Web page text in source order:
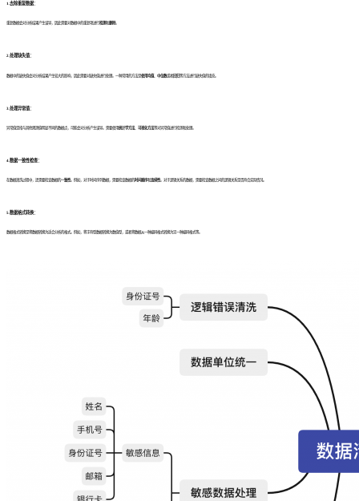
1.去除重复数据：
重复数据会对分析结果产生误导，因此需要对数据中的重复项进行 检测和 删除。
2.处理缺失值：
数据中的缺失值会对分析结果产生较大的影响，因此需要对缺失值进行处理。一种常用的方法是使用均值 中位数 或者 回归等方法进行缺失值的填充。
3.处理异常值：
异常值是指与其他观测值明显不同的数据点，可能会对分析产生误导。需要使用统计学方法 可视化方法等对异常值进行检测和处理。
4.数据一致性检查：
在数据清洗过程中，还需要检查数据的 一致性 。例如，对于时间序列数据，需要检查数据的 时间顺序和 连续性 。对于逻辑关系的数据，需要检查数据之间的逻辑关系是否符合实际情况。
5.数据格式转换：
数据格式转换是将数据转换为适合分析的格式。例如，将字符型数据转换为数值型，或者将数据从一种编码格式转换为另一种编码格式等。